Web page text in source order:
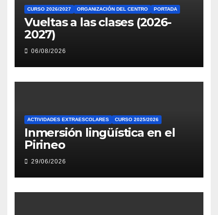
CURSO 2026/2027 ORGANIZACIÓN DEL CENTRO PORTADA
Vueltas a las clases (2026-
2027)
06/08/2026
ACTIVIDADES EXTRAESCOLARES CURSO 2025/2026
Inmersión lingüística en el
Pirineo
29/06/2026